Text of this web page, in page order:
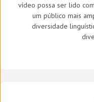
vídeo possa ser lido
um público mais
diversidade